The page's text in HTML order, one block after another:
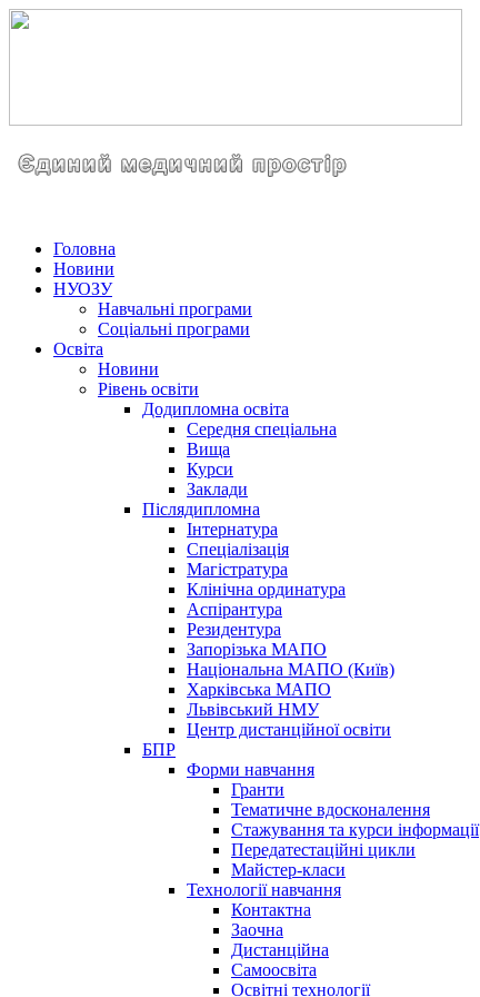
Головна
Новини
НУОЗУ
Навчальні програми
Соціальні програми
Освіта
Новини
Рівень освіти
Додипломна освіта
Середня спеціальна
Вища
Курси
Заклади
Післядипломна
Інтернатура
Спеціалізація
Магістратура
Клінічна ординатура
Аспірантура
Резидентура
Запорізька МАПО
Національна МАПО (Київ)
Харківська МАПО
Львівський НМУ
Центр дистанційної освіти
БПР
Форми навчання
Гранти
Тематичне вдосконалення
Стажування та курси інформації
Передатестаційні цикли
Майстер-класи
Технології навчання
Контактна
Заочна
Дистанційна
Самоосвіта
Освітні технології